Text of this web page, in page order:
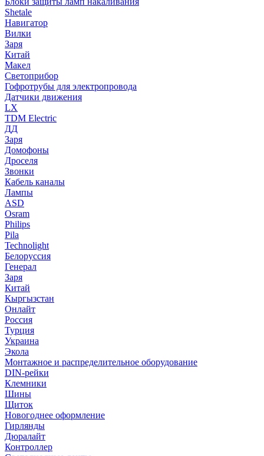
Shetale
Навигатор
Вилки
Заря
Китай
Макел
Светоприбор
Гофротрубы для электропровода
Датчики движения
LX
TDM Electric
ДД
Заря
Домофоны
Дроселя
Звонки
Кабель каналы
Лампы
ASD
Osram
Philips
Pila
Technolight
Белоруссия
Генерал
Заря
Китай
Кыргызстан
Онлайт
Россия
Турция
Украина
Экола
Монтажное и распределительное оборудование
DIN-рейки
Клемники
Шины
Щиток
Новогоднее оформление
Гирлянды
Дюралайт
Контроллер